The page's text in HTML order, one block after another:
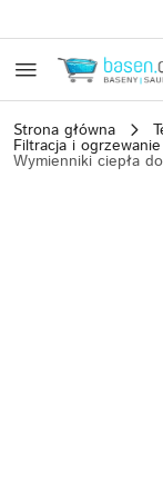
Strona główna
Filtracja i ogrzewanie
Wymienniki ciepła